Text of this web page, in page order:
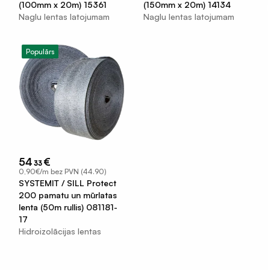
(100mm x 20m) 15361
Naglu lentas latojumam
(150mm x 20m) 14134
Naglu lentas latojumam
Populārs
€
54 33
0,90€/m bez PVN (44.90)
SYSTEMIT / SILL Protect
200 pamatu un mūrlatas
lenta (50m rullis) 081181-
17
Hidroizolācijas lentas